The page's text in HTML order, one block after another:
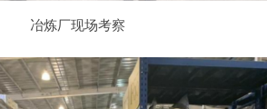
冶炼厂现场考察